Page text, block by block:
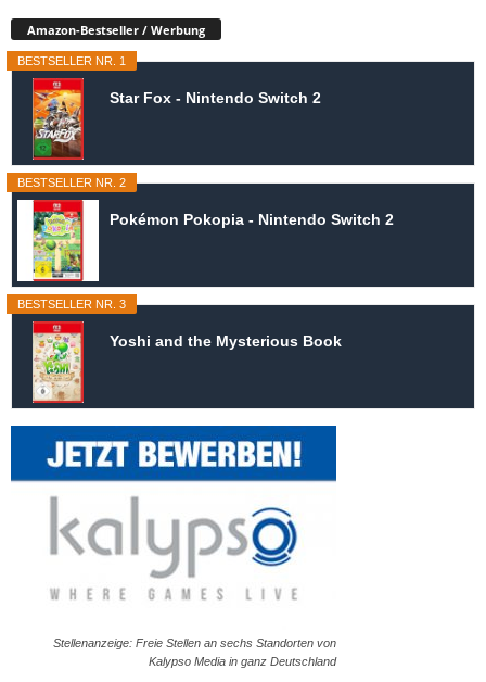
Amazon-Bestseller / Werbung
BESTSELLER NR. 1
Star Fox - Nintendo Switch 2
BESTSELLER NR. 2
Pokémon Pokopia - Nintendo Switch 2
BESTSELLER NR. 3
Yoshi and the Mysterious Book
Stellenanzeige: Freie Stellen an sechs Standorten von
Kalypso Media in ganz Deutschland